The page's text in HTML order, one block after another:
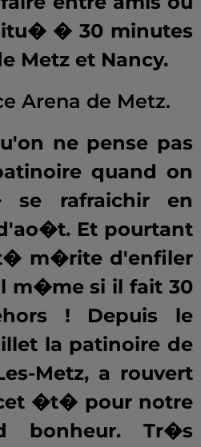
� 30 minutes
Metz et Nancy.
Arena de Metz.
ne pense pas
quand on
se rafraichir en
Et pourtant
m�rite d'enfiler
m�me si il fait 30
! Depuis le
la patinoire de
Metz, a rouvert
�t� pour notre
bonheur. Tr�s